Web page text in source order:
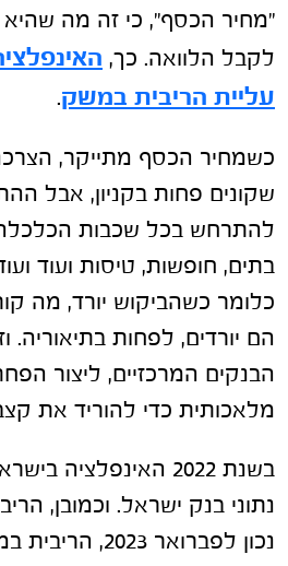
"מחיר הכסף", כי זה מה
לקבל הלוואה. כך,
עליית הריבית במשק.
כשמחיר הכסף מתייקר,
שקונים פחות בקניון, אבל
להתרחש בכל שכבות
בתים, חופשות, טיסות ועוד
כלומר כשהביקוש יורד, מה
הם יורדים, לפחות
הבנקים המרכזיים, ליצור
מלאכותית כדי להוריד את
נתוני בנק ישראל. וכמובן,